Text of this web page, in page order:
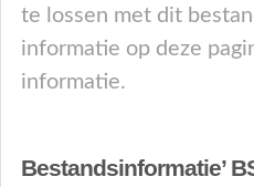
te lossen met dit
informatie op deze
informatie.
Bestandsinformatie’